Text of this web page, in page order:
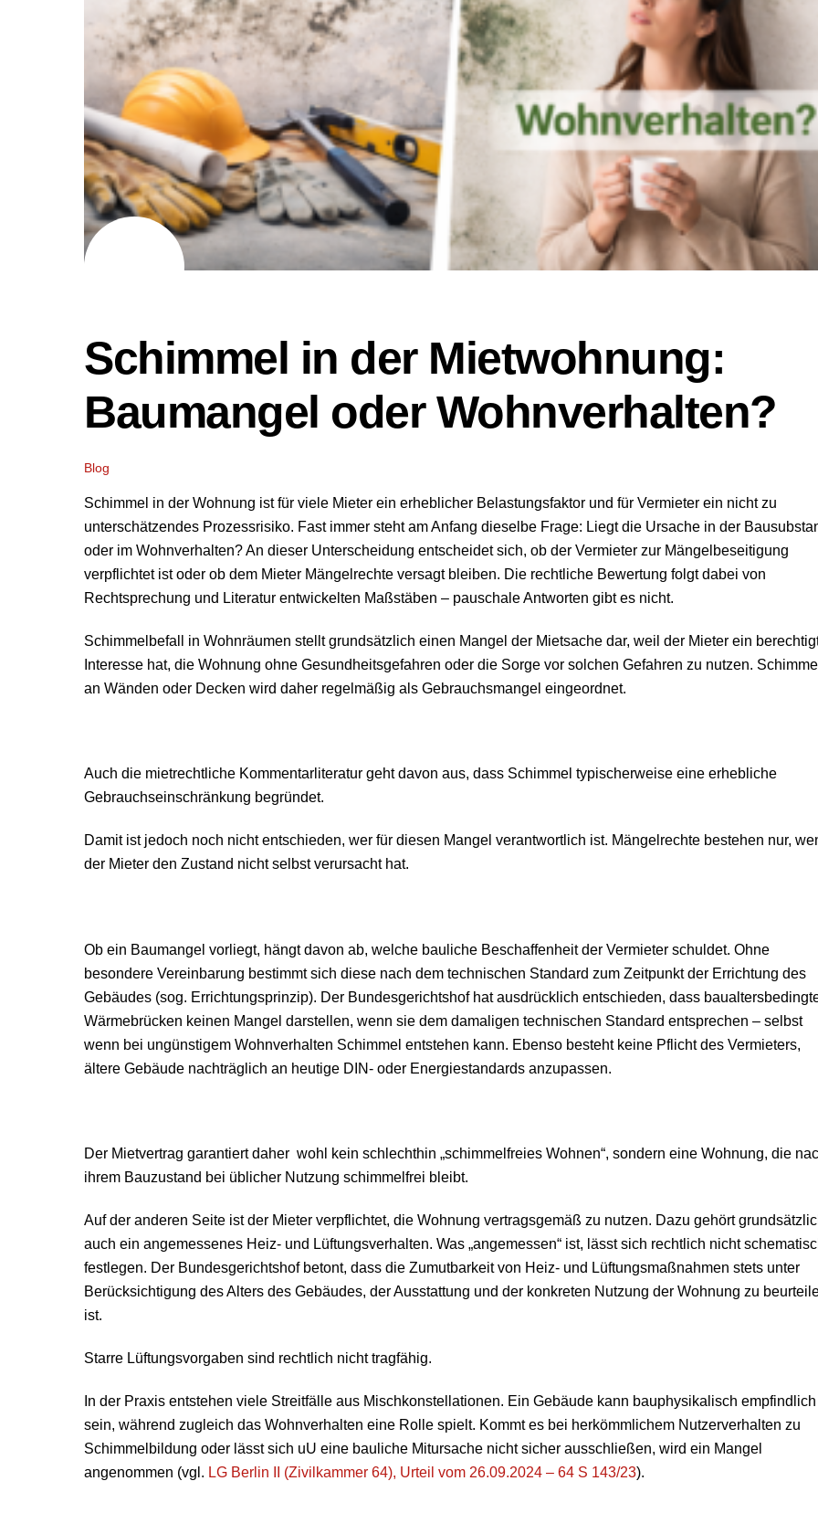
Schimmel in der Mietwohnung:
Baumangel oder Wohnverhalten?
Blog
Schimmel in der Wohnung ist für viele Mieter ein erheblicher Belastungsfaktor und für Vermieter ein nicht zu
unterschätzendes Prozessrisiko. Fast immer steht am Anfang dieselbe Frage: Liegt die Ursache in der
oder im Wohnverhalten? An dieser Unterscheidung entscheidet sich, ob der Vermieter zur Mängelbeseitigung
verpflichtet ist oder ob dem Mieter Mängelrechte versagt bleiben. Die rechtliche Bewertung folgt dabei von
Rechtsprechung und Literatur entwickelten Maßstäben – pauschale Antworten gibt es nicht.
Schimmelbefall in Wohnräumen stellt grundsätzlich einen Mangel der Mietsache dar, weil der Mieter ein
Interesse hat, die Wohnung ohne Gesundheitsgefahren oder die Sorge vor solchen Gefahren zu nutzen. Schimmel
an Wänden oder Decken wird daher regelmäßig als Gebrauchsmangel eingeordnet.
Auch die mietrechtliche Kommentarliteratur geht davon aus, dass Schimmel typischerweise eine erhebliche
Gebrauchseinschränkung begründet.
Damit ist jedoch noch nicht entschieden, wer für diesen Mangel verantwortlich ist. Mängelrechte bestehen nur,
der Mieter den Zustand nicht selbst verursacht hat.
Ob ein Baumangel vorliegt, hängt davon ab, welche bauliche Beschaffenheit der Vermieter schuldet. Ohne
besondere Vereinbarung bestimmt sich diese nach dem technischen Standard zum Zeitpunkt der Errichtung des
Gebäudes (sog. Errichtungsprinzip). Der Bundesgerichtshof hat ausdrücklich entschieden, dass
Wärmebrücken keinen Mangel darstellen, wenn sie dem damaligen technischen Standard entsprechen – selbst
wenn bei ungünstigem Wohnverhalten Schimmel entstehen kann. Ebenso besteht keine Pflicht des Vermieters,
ältere Gebäude nachträglich an heutige DIN- oder Energiestandards anzupassen.
Der Mietvertrag garantiert daher wohl kein schlechthin „schimmelfreies Wohnen“, sondern eine Wohnung, die
ihrem Bauzustand bei üblicher Nutzung schimmelfrei bleibt.
Auf der anderen Seite ist der Mieter verpflichtet, die Wohnung vertragsgemäß zu nutzen. Dazu gehört
auch ein angemessenes Heiz- und Lüftungsverhalten. Was „angemessen“ ist, lässt sich rechtlich nicht
festlegen. Der Bundesgerichtshof betont, dass die Zumutbarkeit von Heiz- und Lüftungsmaßnahmen stets unter
Berücksichtigung des Alters des Gebäudes, der Ausstattung und der konkreten Nutzung der Wohnung zu
ist.
Starre Lüftungsvorgaben sind rechtlich nicht tragfähig.
In der Praxis entstehen viele Streitfälle aus Mischkonstellationen. Ein Gebäude kann bauphysikalisch empfindlich
sein, während zugleich das Wohnverhalten eine Rolle spielt. Kommt es bei herkömmlichem Nutzerverhalten zu
Schimmelbildung oder lässt sich uU eine bauliche Mitursache nicht sicher ausschließen, wird ein Mangel
angenommen (vgl. LG Berlin II (Zivilkammer 64), Urteil vom 26.09.2024 – 64 S 143/23).